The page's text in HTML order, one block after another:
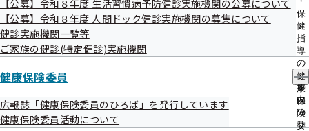
・
届
一
ブ
保
健
指
導
の
ご
案
内
の
サ
【公募】令和８年度 生活習慣病予防健診実施機関の公募について
【公募】令和８年度 人間ドック健診実施機関の募集について
健診実施機関一覧等
ご家族の健診(特定健診)実施機関
健康保険委員
健
康
保
険
委
広報誌「健康保険委員のひろば」を発行しています
健康保険委員活動について
協会けんぽ 健康のススメ